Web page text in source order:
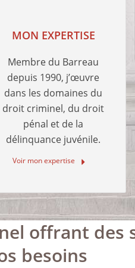
MON EXPERTISE
Membre du Barreau
depuis 1990, j’œuvre
dans les domaines du
droit criminel, du droit
pénal et de la
délinquance juvénile.
Voir mon expertise
offrant des
besoins